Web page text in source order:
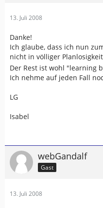
13. Juli 2008
Danke!
Ich glaube, dass ich nun
nicht in völliger
Der Rest ist wohl "learning
Ich nehme auf jeden Fall
LG
Isabel
webGandalf
Gast
13. Juli 2008